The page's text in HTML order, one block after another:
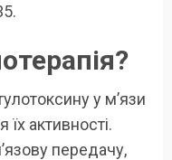
у м’язи
активності.
передачу,